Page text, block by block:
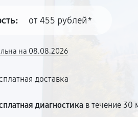
от 455 рублей*
на 08.08.2026
доставка
диагностика в течение 30